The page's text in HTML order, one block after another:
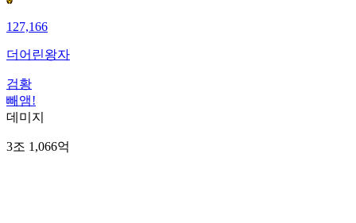
127,166
더어린왕자
검황
빼앰!
데미지
3조 1,066억